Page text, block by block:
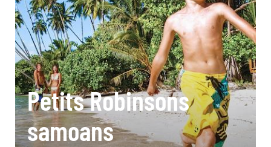
Petits Robinsons
samoans